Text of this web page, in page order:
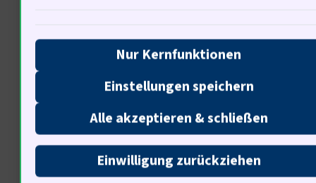
E-Mail:
kontakt@bundesgerichtshofentscheidungen.de
Nach der Kontaktaufnahme erfolgt eine
sorgfältige Bearbeitung. Anfragen werden von
einem kompetenten Team behandelt. Es gibt
Nur Kernfunktionen
Einstellungen speichern
Alle akzeptieren & schließen
Einwilligung zurückziehen